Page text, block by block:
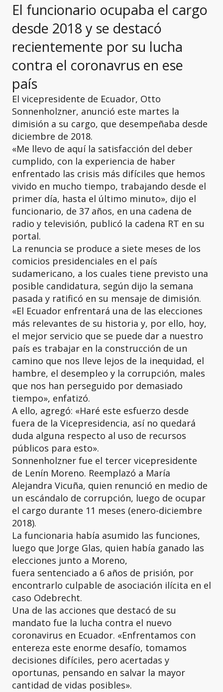
El funcionario ocupaba el cargo
desde 2018 y se destacó
recientemente por su lucha
contra el coronavrus en ese
país
El vicepresidente de Ecuador, Otto
Sonnenholzner, anunció este martes la
dimisión a su cargo, que desempeñaba desde
diciembre de 2018.
«Me llevo de aquí la satisfacción del deber
cumplido, con la experiencia de haber
enfrentado las crisis más difíciles que hemos
vivido en mucho tiempo, trabajando desde el
primer día, hasta el último minuto», dijo el
funcionario, de 37 años, en una cadena de
radio y televisión, publicó la cadena RT en su
portal.
La renuncia se produce a siete meses de los
comicios presidenciales en el país
sudamericano, a los cuales tiene previsto una
posible candidatura, según dijo la semana
pasada y ratificó en su mensaje de dimisión.
«El Ecuador enfrentará una de las elecciones
más relevantes de su historia y, por ello, hoy,
el mejor servicio que se puede dar a nuestro
país es trabajar en la construcción de un
camino que nos lleve lejos de la inequidad, el
hambre, el desempleo y la corrupción, males
que nos han perseguido por demasiado
tiempo», enfatizó.
A ello, agregó: «Haré este esfuerzo desde
fuera de la Vicepresidencia, así no quedará
duda alguna respecto al uso de recursos
públicos para esto».
Sonnenholzner fue el tercer vicepresidente
de Lenín Moreno. Reemplazó a María
Alejandra Vicuña, quien renunció en medio de
un escándalo de corrupción, luego de ocupar
el cargo durante 11 meses (enero-diciembre
2018).
La funcionaria había asumido las funciones,
luego que Jorge Glas, quien había ganado las
elecciones junto a Moreno,
fuera sentenciado a 6 años de prisión, por
encontrarlo culpable de asociación ilícita en el
caso Odebrecht.
Una de las acciones que destacó de su
mandato fue la lucha contra el nuevo
coronavirus en Ecuador. «Enfrentamos con
entereza este enorme desafío, tomamos
decisiones difíciles, pero acertadas y
oportunas, pensando en salvar la mayor
cantidad de vidas posibles».